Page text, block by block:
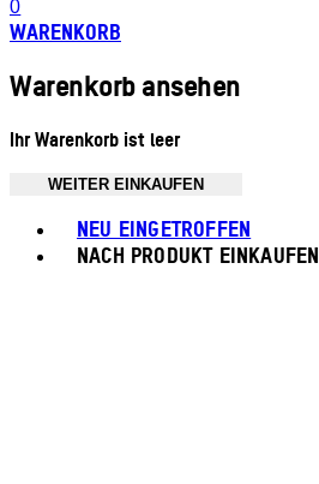
0
WARENKORB
Warenkorb ansehen
Ihr Warenkorb ist leer
WEITER EINKAUFEN
NEU EINGETROFFEN
NACH PRODUKT EINKAUFEN